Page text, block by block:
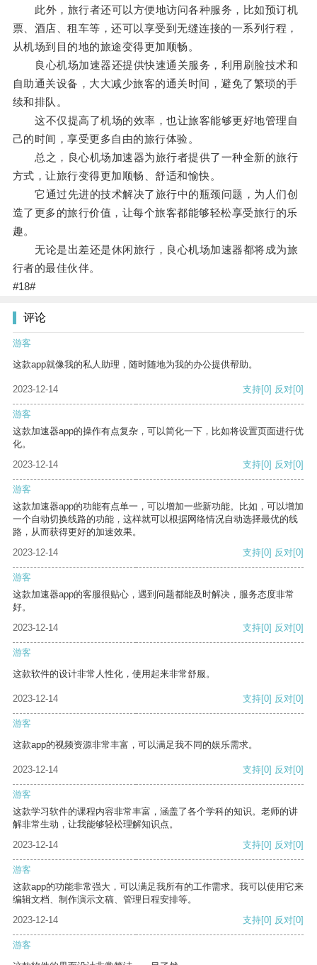
此外，旅行者还可以方便地访问各种服务，比如预订机
票、酒店、租车等，还可以享受到无缝连接的一系列行程，
从机场到目的地的旅途变得更加顺畅。
良心机场加速器还提供快速通关服务，利用刷脸技术和
自助通关设备，大大减少旅客的通关时间，避免了繁琐的手
续和排队。
这不仅提高了机场的效率，也让旅客能够更好地管理自
己的时间，享受更多自由的旅行体验。
总之，良心机场加速器为旅行者提供了一种全新的旅行
方式，让旅行变得更加顺畅、舒适和愉快。
它通过先进的技术解决了旅行中的瓶颈问题，为人们创
造了更多的旅行价值，让每个旅客都能够轻松享受旅行的乐
趣。
无论是出差还是休闲旅行，良心机场加速器都将成为旅
行者的最佳伙伴。
#18#
评论
游客
这款app就像我的私人助理，随时随地为我的办公提供帮助。
2023-12-14 支持[0] 反对[0]
游客
这款加速器app的操作有点复杂，可以简化一下，比如将设置页面进行优
化。
2023-12-14
支持[0] 反对[0]
游客
这款加速器app的功能有点单一，可以增加一些新功能。比如，可以增加
一个自动切换线路的功能，这样就可以根据网络情况自动选择最优的线
路，从而获得更好的加速效果。
2023-12-14
支持[0] 反对[0]
游客
这款加速器app的客服很贴心，遇到问题都能及时解决，服务态度非常
好。
2023-12-14
支持[0] 反对[0]
游客
这款软件的设计非常人性化，使用起来非常舒服。
2023-12-14 支持[0] 反对[0]
游客
这款app的视频资源非常丰富，可以满足我不同的娱乐需求。
2023-12-14 支持[0] 反对[0]
游客
这款学习软件的课程内容非常丰富，涵盖了各个学科的知识。老师的讲
解非常生动，让我能够轻松理解知识点。
2023-12-14
支持[0] 反对[0]
游客
这款app的功能非常强大，可以满足我所有的工作需求。我可以使用它来
编辑文档、制作演示文稿、管理日程安排等。
2023-12-14
支持[0] 反对[0]
游客